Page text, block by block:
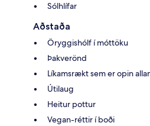
Sólhlífar
Aðstaða
Öryggishólf í móttöku
Þakverönd
Líkamsrækt sem er opin
Útilaug
Heitur pottur
Vegan-réttir í boði